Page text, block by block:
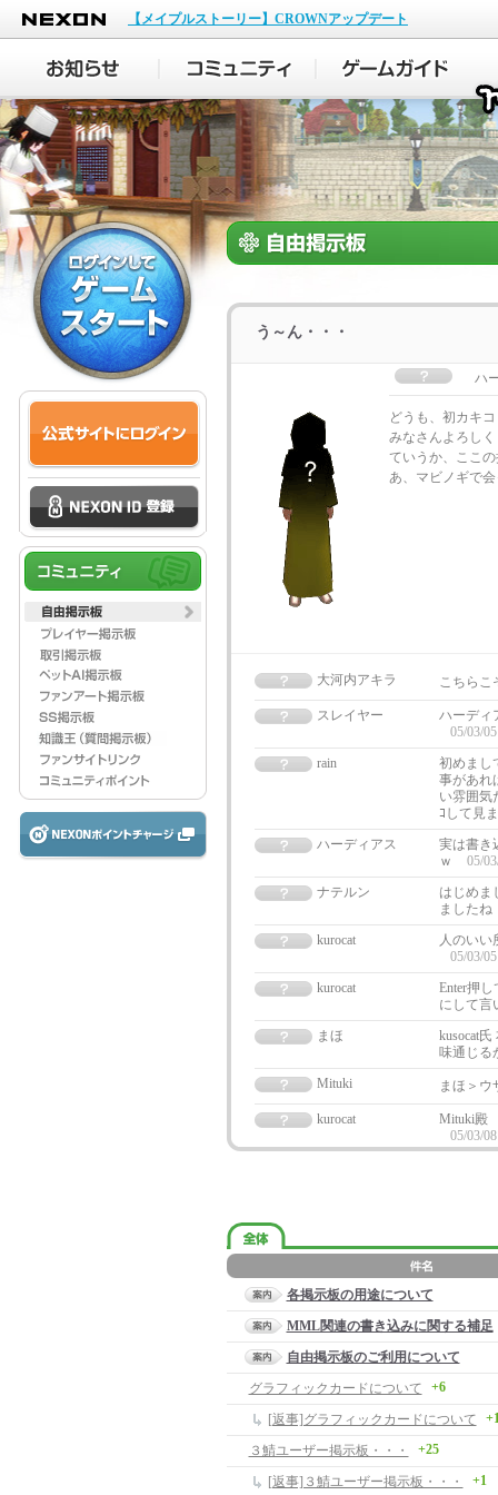
NEXON
【メイプルストーリー】CROWNアップデート
う～ん・・・
ハ
どうも、初カキ
みなさんよろしく
ていうか、ここ
あ、マビノギで
大河内アキラ こちらこ
スレイヤー
ハーディ
05/03/
rain
初めまし
事があれ
い雰囲気
ｺして見
ハーディアス
実は書き
ｗ
05/
ナテルン
はじめま
ました
kurocat
人のいい
05/03/
kurocat
Enter押
にして言
まほ
kusocat
味通じる
Mituki
まほ＞ウ
kurocat
Mituki殿
05/03/
各掲示板の用途について
MML関連の書き込みに関する補足
自由掲示板のご利用について
グラフィックカードについて
+6
[返事]グラフィックカードについて
３鯖ユーザー掲示板・・・ +25
[返事]３鯖ユーザー掲示板・・・ +1